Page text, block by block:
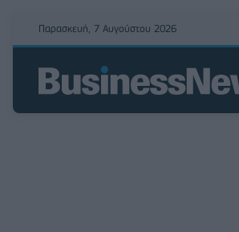
Παρασκευή, 7 Αυγούστου 2026